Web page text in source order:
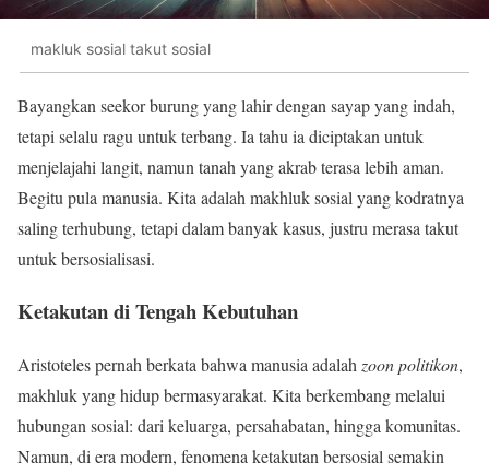
makluk sosial takut sosial
Bayangkan seekor burung yang lahir dengan sayap yang indah,
tetapi selalu ragu untuk terbang. Ia tahu ia diciptakan untuk
menjelajahi langit, namun tanah yang akrab terasa lebih aman.
Begitu pula manusia. Kita adalah makhluk sosial yang kodratnya
saling terhubung, tetapi dalam banyak kasus, justru merasa takut
untuk bersosialisasi.
Ketakutan di Tengah Kebutuhan
Aristoteles pernah berkata bahwa manusia adalah zoon politikon,
makhluk yang hidup bermasyarakat. Kita berkembang melalui
hubungan sosial: dari keluarga, persahabatan, hingga komunitas.
Namun, di era modern, fenomena ketakutan bersosial semakin